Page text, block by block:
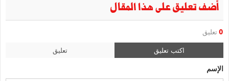
أضف تعليق على هذا المقال
0 تعليق
اكتب تعليق تعليق
الإسم